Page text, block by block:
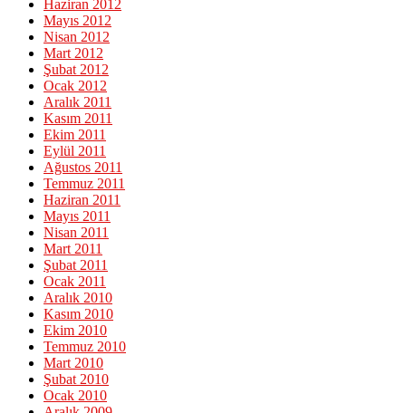
Haziran 2012
Mayıs 2012
Nisan 2012
Mart 2012
Şubat 2012
Ocak 2012
Aralık 2011
Kasım 2011
Ekim 2011
Eylül 2011
Ağustos 2011
Temmuz 2011
Haziran 2011
Mayıs 2011
Nisan 2011
Mart 2011
Şubat 2011
Ocak 2011
Aralık 2010
Kasım 2010
Ekim 2010
Temmuz 2010
Mart 2010
Şubat 2010
Ocak 2010